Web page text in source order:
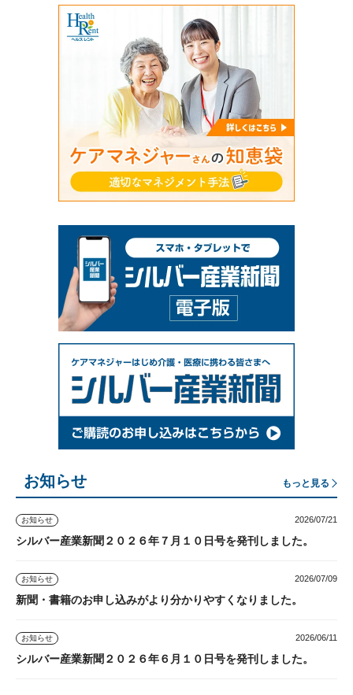
お知らせ もっと見る
お知らせ 2026/07/21
シルバー産業新聞２０２６年７月１０日号を発刊しました。
お知らせ 2026/07/09
新聞・書籍のお申し込みがより分かりやすくなりました。
お知らせ 2026/06/11
シルバー産業新聞２０２６年６月１０日号を発刊しました。